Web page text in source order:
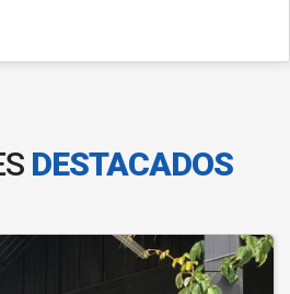
DESTACADOS